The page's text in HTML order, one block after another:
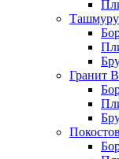
Гранит